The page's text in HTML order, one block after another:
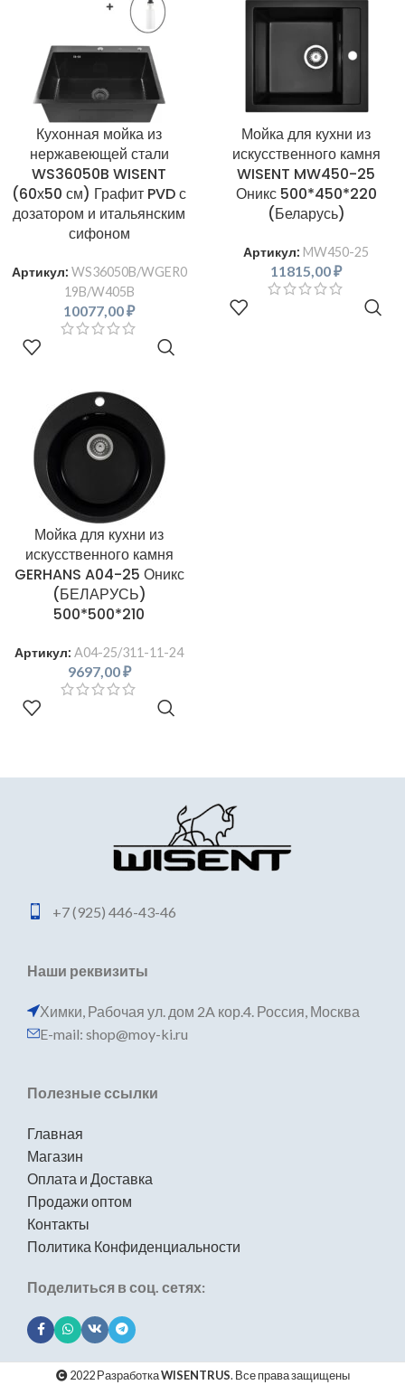
Кухонная мойка из
нержавеющей стали
WS36050B WISENT
(60х50 см) Графит PVD с
дозатором и итальянским
сифоном
Артикул: WS36050B/WGER0
19B/W405B
10077,00₽
Мойка для кухни из
искусственного камня
WISENT MW450-25
Оникс 500*450*220
(Беларусь)
Артикул: MW450-25
11815,00₽
Мойка для кухни из
искусственного камня
GERHANS A04-25 Оникс
(БЕЛАРУСЬ)
500*500*210
Артикул: A04-25/311-11-24
9697,00₽
+7 (925) 446-43-46
Наши реквизиты
Химки, Рабочая ул. дом 2A кор.4. Россия, Москва
E-mail: shop@moy-ki.ru
Полезные ссылки
Главная
Магазин
Оплата и Доставка
Продажи оптом
Контакты
Политика Конфиденциальности
Поделиться в соц. сетях:
2022 РазработкаWISENTRUS. Все права защищены